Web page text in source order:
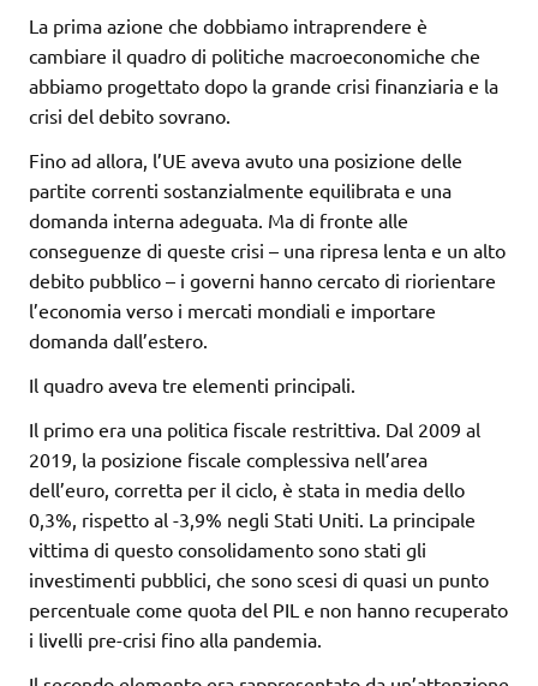
La prima azione che dobbiamo intraprendere è
cambiare il quadro di politiche macroeconomiche che
abbiamo progettato dopo la grande crisi finanziaria e la
crisi del debito sovrano.
Fino ad allora, l’UE aveva avuto una posizione delle
partite correnti sostanzialmente equilibrata e una
domanda interna adeguata. Ma di fronte alle
conseguenze di queste crisi – una ripresa lenta e un alto
debito pubblico – i governi hanno cercato di riorientare
l’economia verso i mercati mondiali e importare
domanda dall’estero.
Il quadro aveva tre elementi principali.
Il primo era una politica fiscale restrittiva. Dal 2009 al
2019, la posizione fiscale complessiva nell’area
dell’euro, corretta per il ciclo, è stata in media dello
0,3%, rispetto al -3,9% negli Stati Uniti. La principale
vittima di questo consolidamento sono stati gli
investimenti pubblici, che sono scesi di quasi un punto
percentuale come quota del PIL e non hanno recuperato
i livelli pre-crisi fino alla pandemia.